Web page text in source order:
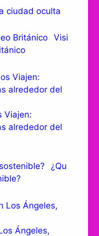
ciudad oculta
Visi
Viajen:
alrededor del
¿Qu
Ángeles,